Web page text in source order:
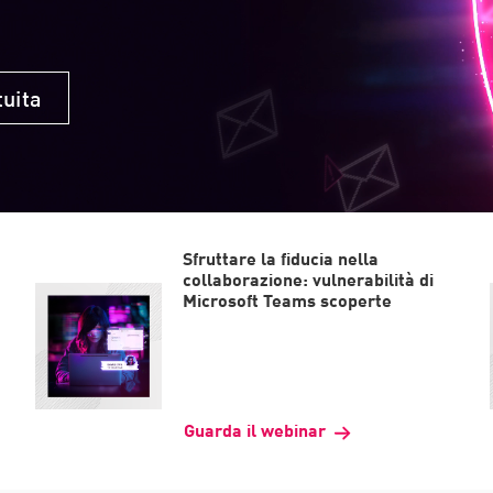
Sfruttare la fiducia nella
collaborazione: vulnerabilità di
Microsoft Teams scoperte
Guarda il webinar